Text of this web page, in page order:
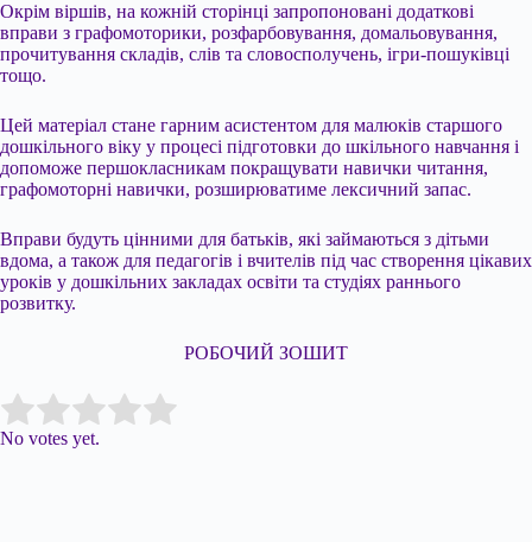
Окрім віршів, на кожній сторінці запропоновані додаткові
вправи з графомоторики, розфарбовування, домальовування,
прочитування складів, слів та словосполучень, ігри-пошуківці
тощо.
Цей матеріал стане гарним асистентом для малюків старшого
дошкільного віку у процесі підготовки до шкільного навчання і
допоможе першокласникам покращувати навички читання,
графомоторні навички, розширюватиме лексичний запас.
Вправи будуть цінними для батьків, які займаються з дітьми
вдома, а також для педагогів і вчителів під час створення цікавих
уроків у дошкільних закладах освіти та студіях раннього
розвитку.
РОБОЧИЙ ЗОШИТ
Rate this item:
No votes yet.